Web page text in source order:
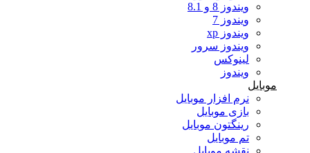
ویندوز 8 و 8.1
ویندوز 7
ویندوز xp
ویندوز سرور
لینوکس
ویندوز
موبایل
نرم افزار موبایل
بازی موبایل
رینگتون موبایل
تم موبایل
نقشه موبایل